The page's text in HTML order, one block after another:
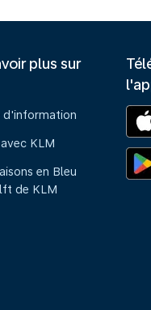
plus sur
d'information
KLM
en Bleu
de KLM